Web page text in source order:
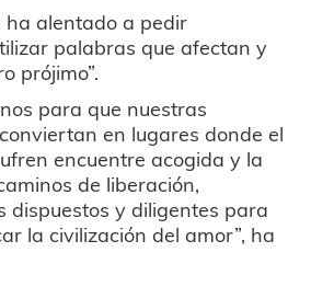
ha alentado a pedir
palabras que afectan y
prójimo”.
para que nuestras
en lugares donde el
encuentre acogida y la
de liberación,
dispuestos y diligentes para
la civilización del amor”, ha